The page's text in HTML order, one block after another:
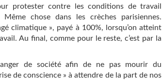
protester contre les conditions de travail
chose dans les crèches parisiennes.
climatique », payé à 100%, lorsqu’on atteint
Au final, comme pour le reste, c’est par la
de société afin de ne pas mourir du
de conscience » à attendre de la part de nos